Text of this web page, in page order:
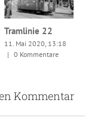
Tramlinie 22
11. Mai 2020, 13:18
| 0 Kommentare
Kommentar